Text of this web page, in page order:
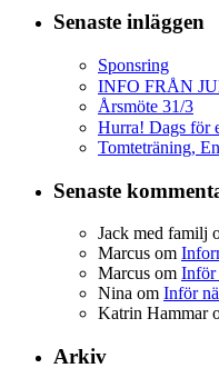
Senaste inläggen
Sponsring
INFO FRÅN
Årsmöte 31/3
Hurra! Dags för
Tomteträning,
Senaste
Jack med familj
Marcus om
Marcus om Inför
Nina om Inför
Katrin Hammar
Arkiv